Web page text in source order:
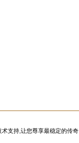
支持,让您尊享最稳定的传奇